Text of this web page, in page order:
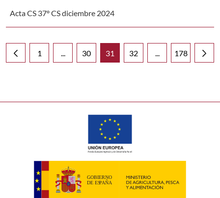
Acta CS 37º CS diciembre 2024
Página
1
Páginas intermedias Use TAB para desplazarse.
Página
30
Página
31
Página
32
PáginasPágina
178